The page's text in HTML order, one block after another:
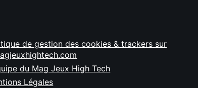
de gestion des cookies & trackers sur
du Mag Jeux High Tech
Légales